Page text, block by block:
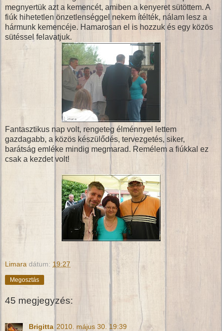
megnyertük azt a kemencét, amiben a kenyeret sütöttem. A
fiúk hihetetlen önzetlenséggel nekem ítélték, nálam lesz a
hármunk kemencéje. Hamarosan el is hozzuk és egy közös
sütéssel felavatjuk.
Fantasztikus nap volt, rengeteg élménnyel lettem
gazdagabb, a közös készülődés, tervezgetés, siker,
barátság emléke mindig megmarad. Remélem a fiúkkal ez
csak a kezdet volt!
Limara dátum: 19:27
Megosztás
45 megjegyzés:
Brigitta 2010. május 30. 19:39